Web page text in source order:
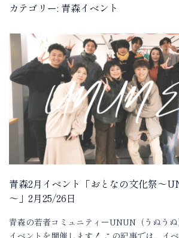
カテゴリー: 青森イベント
青森2月イベント「おとなの文化祭～
～」2月25/26日
青森の若者コミュニティーUNUN（うぬう
イベントを開催します！ この記事では、イ